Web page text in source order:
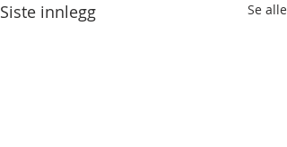
Siste innlegg Se alle